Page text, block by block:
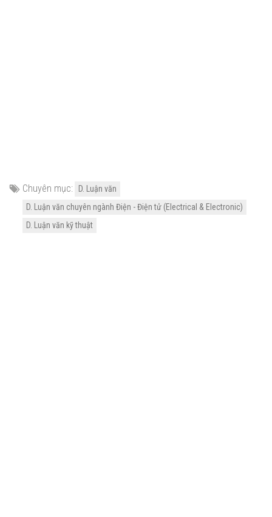
Chuyên mục:
D. Luận văn
D. Luận văn chuyên ngành Điện - Điện tử (Electrical & Electronic)
D. Luận văn kỹ thuật